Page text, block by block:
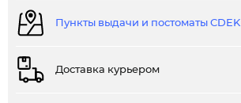
Пункты выдачи и постоматы CDEK
Доставка курьером